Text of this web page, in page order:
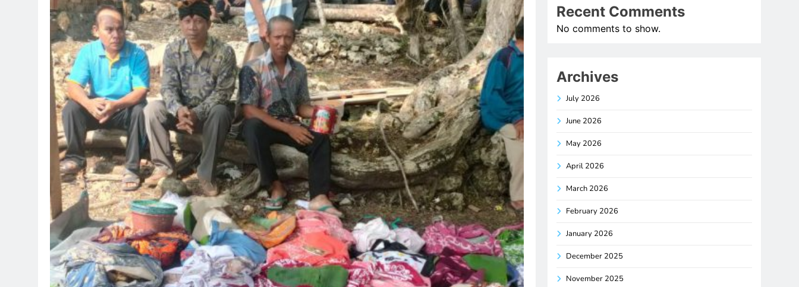
Recent Comments
No comments to show.
Archives
July 2026
June 2026
May 2026
April 2026
March 2026
February 2026
January 2026
December 2025
November 2025